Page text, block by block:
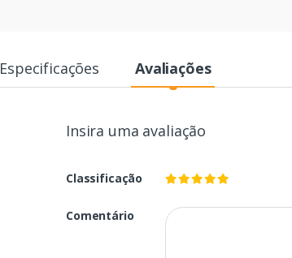
Especificações Avaliações
Insira uma avaliação
Classificação
Comentário